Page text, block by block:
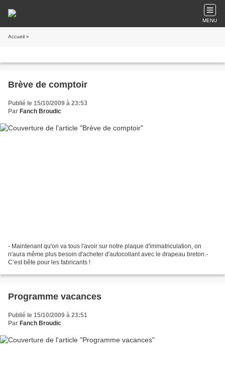
MENU
Accueil »
Brève de comptoir
Publié le 15/10/2009 à 23:53
Par Fanch Broudic
- Maintenant qu'on va tous l'avoir sur notre plaque d'immatriculation, on
n'aura même plus besoin d'acheter d'autocollant avec le drapeau breton.-
C’est bête pour les fabricants !
Programme vacances
Publié le 15/10/2009 à 23:51
Par Fanch Broudic